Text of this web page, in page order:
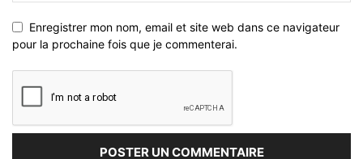
Enregistrer mon nom, email et site web dans ce navigateur
pour la prochaine fois que je commenterai.